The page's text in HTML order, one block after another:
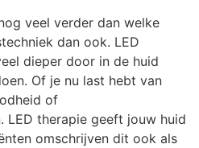
veel verder dan welke
dan ook. LED
dieper door in de huid
Of je nu last hebt van
of
LED therapie geeft jouw huid
omschrijven dit ook als